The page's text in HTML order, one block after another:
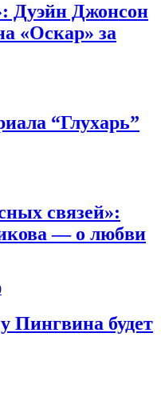
Дуэйн Джонсон
«Оскар» за
“Глухарь”
связей»:
— о любви
Пингвина будет